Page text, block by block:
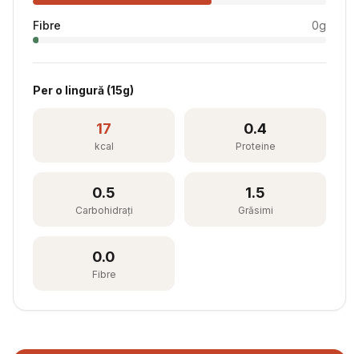
Fibre 0g
Per o lingură (15g)
17
kcal
0.4
Proteine
0.5
Carbohidrați
1.5
Grăsimi
0.0
Fibre